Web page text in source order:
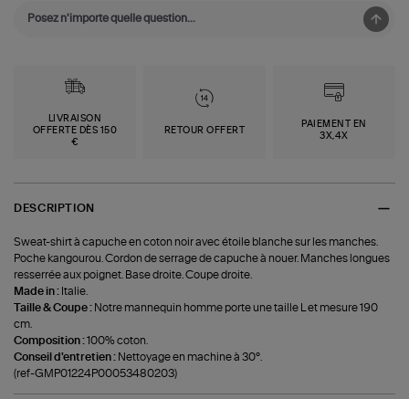
LIVRAISON
OFFERTE DÈS 150
€
RETOUR OFFERT
PAIEMENT EN
3X,4X
DESCRIPTION
Sweat-shirt à capuche en coton noir avec étoile blanche sur les manches.
Poche kangourou. Cordon de serrage de capuche à nouer. Manches longues
resserrée aux poignet. Base droite. Coupe droite.
Made in : Italie.
Taille & Coupe : Notre mannequin homme porte une taille L et mesure 190
cm.
Composition :100% coton.
Conseil d'entretien : Nettoyage en machine à 30°.
(ref-GMP01224P00053480203)